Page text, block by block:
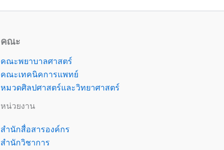
คณะ
คณะพยาบาลศาสตร์
คณะเทคนิคการแพทย์
หมวดศิลปศาสตร์และวิทยาศาสตร์
หน่วยงาน
สำนักสื่อสารองค์กร
สำนักวิชาการ